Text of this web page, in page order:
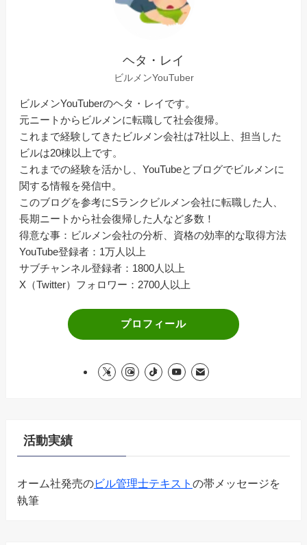
ヘタ・レイ
ビルメンYouTuber
ビルメンYouTuberのヘタ・レイです。
元ニートからビルメンに転職して社会復帰。
これまで経験してきたビルメン会社は7社以上、担当した
ビルは20棟以上です。
これまでの経験を活かし、YouTubeとブログでビルメンに
関する情報を発信中。
このブログを参考にSランクビルメン会社に転職した人、
長期ニートから社会復帰した人など多数！
得意な事：ビルメン会社の分析、資格の効率的な取得方法
YouTube登録者：1万人以上
サブチャンネル登録者：1800人以上
X（Twitter）フォロワー：2700人以上
プロフィール
活動実績
オーム社発売のビル管理士テキスト の帯メッセージを
執筆